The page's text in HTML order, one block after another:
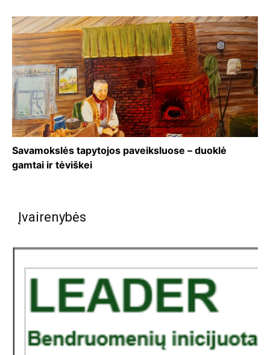
Savamokslės tapytojos paveiksluose – duoklė
gamtai ir tėviškei
Įvairenybės